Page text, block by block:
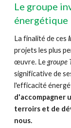
Le groupe
énergétique
La finalité de ces
projets les plus
œuvre. Legroupe
significative de
l'efficacité
d'accompagner
terroirs et de
nous.